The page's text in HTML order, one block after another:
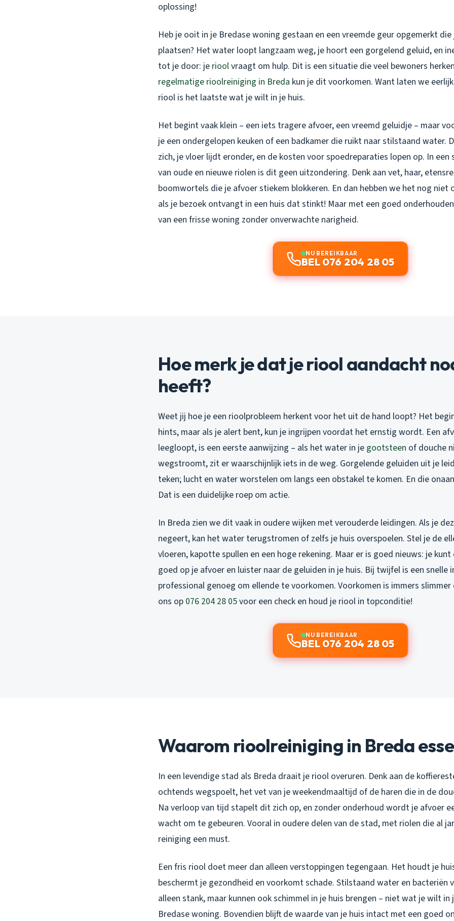
oplossing!
Heb je ooit in je Bredase woning gestaan en een vreemde geur opgemerkt
plaatsen? Het water loopt langzaam weg, je hoort een gorgelend geluid, en
tot je door: je rioolvraagt om hulp. Dit is een situatie die veel bewoners
regelmatige rioolreiniging in Breda kun je dit voorkomen. Want laten we
riool is het laatste wat je wilt in je huis.
Het begint vaak klein – een iets tragere afvoer, een vreemd geluidje – maar
je een ondergelopen keuken of een badkamer die ruikt naar stilstaand water.
zich, je vloer lijdt eronder, en de kosten voor spoedreparaties lopen op. In een
van oude en nieuwe riolen is dit geen uitzondering. Denk aan vet, haar,
boomwortels die je afvoer stiekem blokkeren. En dan hebben we het nog niet
als je bezoek ontvangt in een huis dat stinkt! Maar met een goed
van een frisse woning zonder onverwachte narigheid.
NU BEREIKBAAR
BEL 076 204 28 05
Hoe merk je dat je riool aandacht
heeft?
Weet jij hoe je een rioolprobleem herkent voor het uit de hand loopt? Het
hints, maar als je alert bent, kun je ingrijpen voordat het ernstig wordt. Een
leegloopt, is een eerste aanwijzing – als het water in je gootsteen of douche
wegstroomt, zit er waarschijnlijk iets in de weg. Gorgelende geluiden uit je
teken; lucht en water worstelen om langs een obstakel te komen. En die
Dat is een duidelijke roep om actie.
In Breda zien we dit vaak in oudere wijken met verouderde leidingen. Als je
negeert, kan het water terugstromen of zelfs je huis overspoelen. Stel je de
vloeren, kapotte spullen en een hoge rekening. Maar er is goed nieuws: je
goed op je afvoer en luister naar de geluiden in je huis. Bij twijfel is een snelle
professional genoeg om ellende te voorkomen. Voorkomen is immers slimmer
ons op 076 204 28 05voor een check en houd je riool in topconditie!
NU BEREIKBAAR
BEL 076 204 28 05
Waarom rioolreiniging in Breda
In een levendige stad als Breda draait je riool overuren. Denk aan de
ochtends wegspoelt, het vet van je weekendmaaltijd of de haren die in de
Na verloop van tijd stapelt dit zich op, en zonder onderhoud wordt je afvoer
wacht om te gebeuren. Vooral in oudere delen van de stad, met riolen die al
reiniging een must.
Een fris riool doet meer dan alleen verstoppingen tegengaan. Het houdt je
beschermt je gezondheid en voorkomt schade. Stilstaand water en bacteriën
alleen stank, maar kunnen ook schimmel in je huis brengen – niet wat je wilt in
Bredase woning. Bovendien blijft de waarde van je huis intact met een goed